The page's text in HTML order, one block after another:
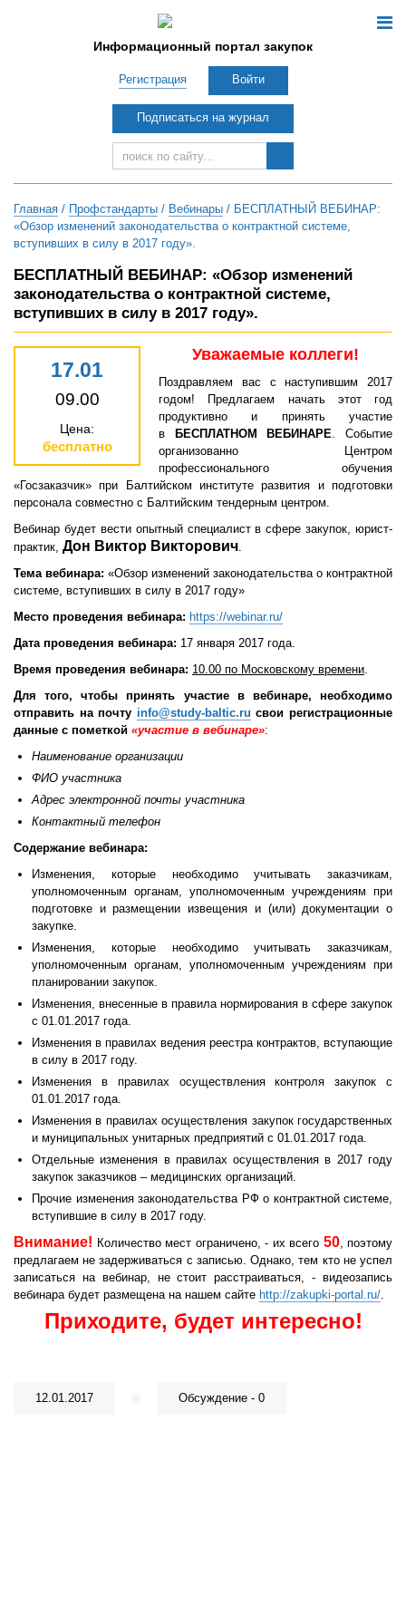
Информационный портал закупок
Регистрация Войти
Подписаться на журнал
Главная / Профстандарты / Вебинары / БЕСПЛАТНЫЙ ВЕБИНАР:
«Обзор изменений законодательства о контрактной системе,
вступивших в силу в 2017 году».
БЕСПЛАТНЫЙ ВЕБИНАР: «Обзор изменений
законодательства о контрактной системе,
вступивших в силу в 2017 году».
17.01
09.00
Цена:
бесплатно
Уважаемые коллеги!
Поздравляем вас с наступившим 2017
годом! Предлагаем начать этот год
продуктивно и принять участие
в
БЕСПЛАТНОМ ВЕБИНАРЕ. Событие
организованно Центром
профессионального обучения
«Госзаказчик» при Балтийском институте развития и подготовки
персонала совместно с Балтийским тендерным центром.
Вебинар будет вести опытный специалист в сфере закупок, юрист-
практик, Дон Виктор Викторович.
Тема вебинара: «Обзор изменений законодательства о контрактной
системе, вступивших в силу в 2017 году»
Место проведения вебинара: https://webinar.ru/
Дата проведения вебинара: 17 января 2017 года.
Время проведения вебинара: 10.00 по Московскому времени.
Для того, чтобы принять участие в вебинаре, необходимо
отправить на почту info@study-baltic.ru свои регистрационные
данные с пометкой «участие в вебинаре»:
Наименование организации
ФИО участника
Адрес электронной почты участника
Контактный телефон
Содержание вебинара:
Изменения, которые необходимо учитывать заказчикам,
уполномоченным органам, уполномоченным учреждениям при
подготовке и размещении извещения и (или) документации о
закупке.
Изменения, которые необходимо учитывать заказчикам,
уполномоченным органам, уполномоченным учреждениям при
планировании закупок.
Изменения, внесенные в правила нормирования в сфере закупок
с 01.01.2017 года.
Изменения в правилах ведения реестра контрактов, вступающие
в силу в 2017 году.
Изменения в правилах осуществления контроля закупок с
01.01.2017 года.
Изменения в правилах осуществления закупок государственных
и муниципальных унитарных предприятий с 01.01.2017 года.
Отдельные изменения в правилах осуществления в 2017 году
закупок заказчиков – медицинских организаций.
Прочие изменения законодательства РФ о контрактной системе,
вступившие в силу в 2017 году.
Внимание! Количество мест ограничено, - их всего 50, поэтому
предлагаем не задерживаться с записью. Однако, тем кто не успел
записаться на вебинар, не стоит расстраиваться, - видеозапись
вебинара будет размещена на нашем сайте http://zakupki-portal.ru/.
Приходите, будет интересно!
12.01.2017 Обсуждение - 0